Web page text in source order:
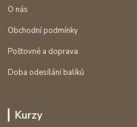
O nás
Obchodní podmínky
Poštovné a doprava
Doba odesílání balíků
Kurzy